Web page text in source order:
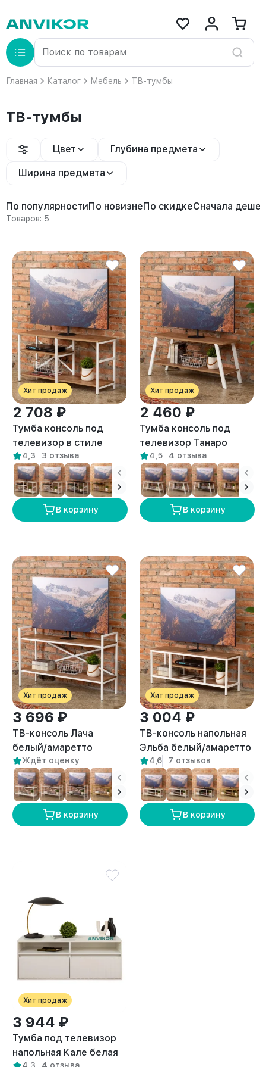
Главная Каталог Мебель ТВ-тумбы
ТВ-тумбы
Цвет Глубина предмета
Ширина предмета
По популярностиПо новизнеПо скидкеСначала
Товаров: 5
Хит продаж
2 708 ₽
Тумба консоль под
телевизор в стиле
лофт Арно белый/
амаретто
4,3 3 отзыва
В корзину
Хит продаж
2 460 ₽
Тумба консоль под
телевизор Танаро
белый/амаретто
4,5 4 отзыва
В корзину
Хит продаж
3 696 ₽
ТВ-консоль Лача
белый/амаретто
Ждёт оценку
В корзину
Хит продаж
3 004 ₽
ТВ-консоль напольная
Эльба белый/амаретто
4,6 7 отзывов
В корзину
Хит продаж
3 944 ₽
Тумба под телевизор
напольная Кале белая